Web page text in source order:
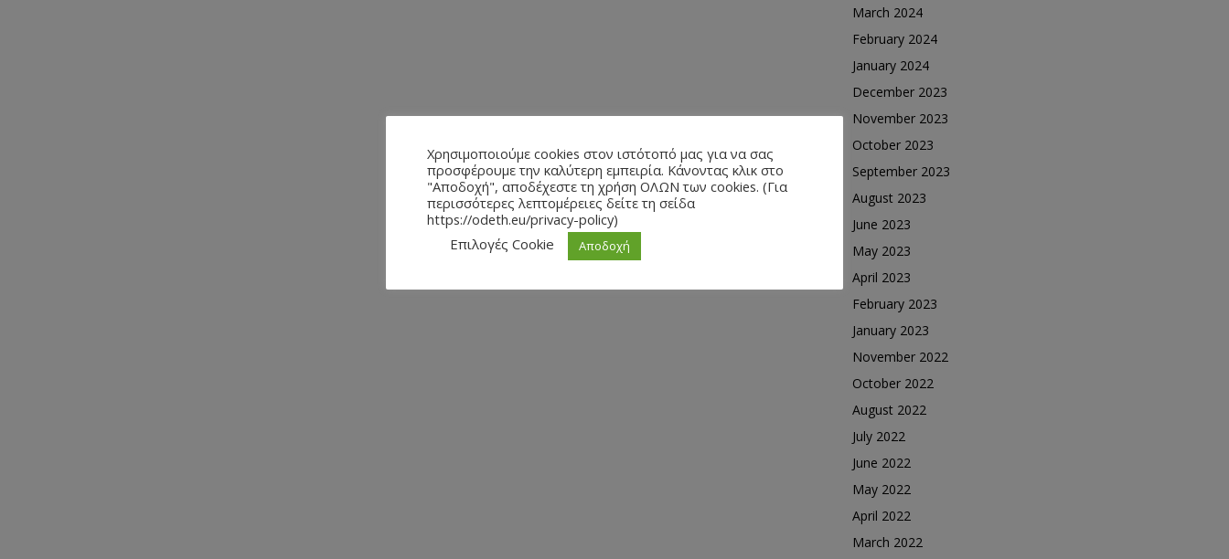
March 2024
February 2024
January 2024
December 2023
November 2023
October 2023
September 2023
August 2023
June 2023
May 2023
April 2023
February 2023
January 2023
November 2022
October 2022
August 2022
July 2022
June 2022
May 2022
April 2022
March 2022
Χρησιμοποιούμε cookies στον ιστότοπό μας για να σας
προσφέρουμε την καλύτερη εμπειρία. Κάνοντας κλικ στο
"Αποδοχή", αποδέχεστε τη χρήση ΟΛΩΝ των cookies. (Για
περισσότερες λεπτομέρειες δείτε τη σείδα
https://odeth.eu/privacy-policy)
Επιλογές Cookie
Αποδοχή